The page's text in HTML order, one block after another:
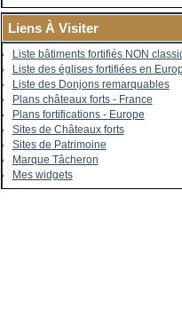
Liens À Visiter
Liste bâtiments fortifiés NON
Liste des églises fortifiées en
Liste des Donjons remarquables
Plans châteaux forts - France
Plans fortifications - Europe
Sites de Châteaux forts
Sites de Patrimoine
Marque Tâcheron
Mes widgets